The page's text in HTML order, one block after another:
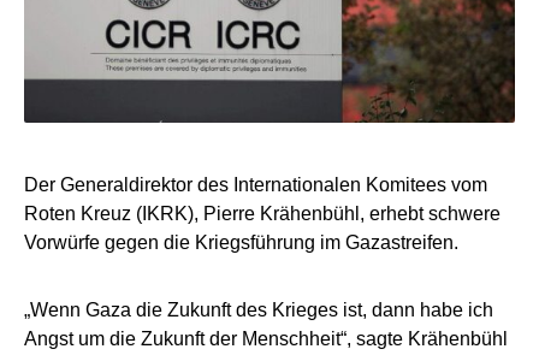
Der Generaldirektor des Internationalen Komitees vom
Roten Kreuz (IKRK), Pierre Krähenbühl, erhebt schwere
Vorwürfe gegen die Kriegsführung im Gazastreifen.
„Wenn Gaza die Zukunft des Krieges ist, dann habe ich
Angst um die Zukunft der Menschheit“, sagte Krähenbühl